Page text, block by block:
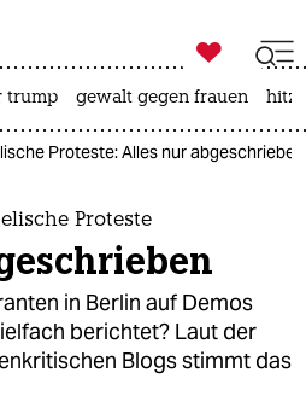
zahl ich
ich

taz zahl ich
trump gewalt gegen frauen hitze
Proteste: Alles nur abgeschrieben
Proteste
in Berlin auf Demos
berichtet? Laut der
Blogs stimmt das